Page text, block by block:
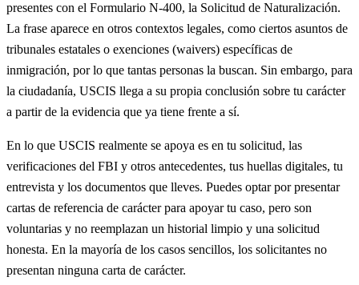
presentes con el Formulario N-400, la Solicitud de Naturalización.
La frase aparece en otros contextos legales, como ciertos asuntos de
tribunales estatales o exenciones (waivers) específicas de
inmigración, por lo que tantas personas la buscan. Sin embargo, para
la ciudadanía, USCIS llega a su propia conclusión sobre tu carácter
a partir de la evidencia que ya tiene frente a sí.
En lo que USCIS realmente se apoya es en tu solicitud, las
verificaciones del FBI y otros antecedentes, tus huellas digitales, tu
entrevista y los documentos que lleves. Puedes optar por presentar
cartas de referencia de carácter para apoyar tu caso, pero son
voluntarias y no reemplazan un historial limpio y una solicitud
honesta. En la mayoría de los casos sencillos, los solicitantes no
presentan ninguna carta de carácter.